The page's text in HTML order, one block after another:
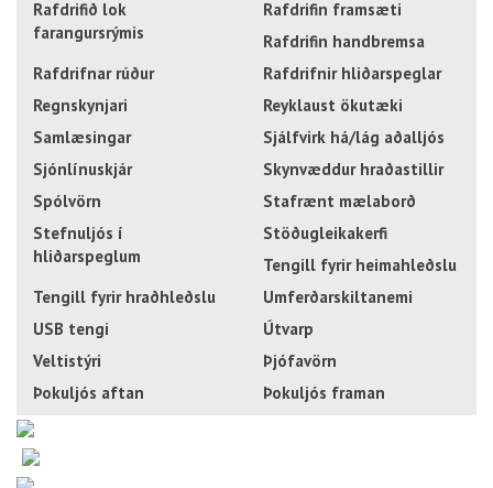
Rafdrifið lok
farangursrýmis
Rafdrifin framsæti
Rafdrifin handbremsa
Rafdrifnar rúður
Rafdrifnir hliðarspeglar
Regnskynjari
Reyklaust ökutæki
Samlæsingar
Sjálfvirk há/lág aðalljós
Sjónlínuskjár
Skynvæddur hraðastillir
Spólvörn
Stafrænt mælaborð
Stefnuljós í
hliðarspeglum
Stöðugleikakerfi
Tengill fyrir heimahleðslu
Tengill fyrir hraðhleðslu
Umferðarskiltanemi
USB tengi
Útvarp
Veltistýri
Þjófavörn
Þokuljós aftan
Þokuljós framan